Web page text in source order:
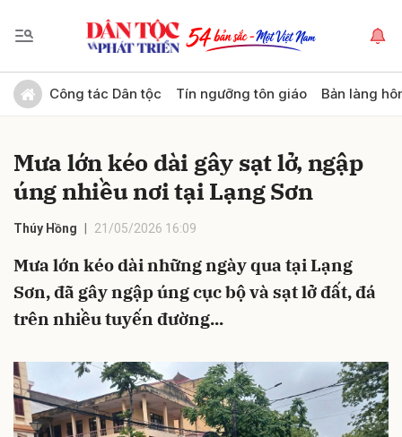
Công tác Dân tộc Tín ngưỡng tôn giáo Bản làng
Mưa lớn kéo dài gây sạt lở, ngập
úng nhiều nơi tại Lạng Sơn
Thúy Hồng 21/05/2026 16:09
Mưa lớn kéo dài những ngày qua tại Lạng
Sơn, đã gây ngập úng cục bộ và sạt lở đất, đá
trên nhiều tuyến đường...
Gửi bình luận
Hủy Gửi